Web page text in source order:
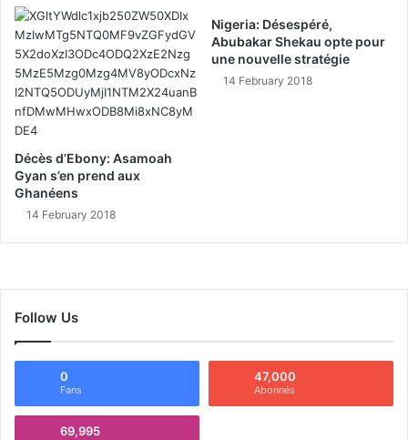
Décès d’Ebony: Asamoah
Gyan s’en prend aux
Ghanéens
14 February 2018
Nigeria: Désespéré,
Abubakar Shekau opte pour
une nouvelle stratégie
14 February 2018
Follow Us
0
Fans
47,000
Abonnés
69,995